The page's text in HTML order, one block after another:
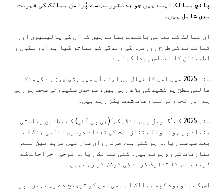
پانچ ممالک ایسے ہیں جو بدستور سب سے پُرامن ممالک کی فہرست
میں شامل ہیں۔
ان ممالک کے مقامی باشندے بتاتے ہیں کہ ان کی پالیسیوں اور
ثقافت نے کس طرح روزمرہ کی زندگی کو متاثر کیا ہے اور سکون و
اطمینان کا احساس پیدا کیا ہے۔
سنہ 2025 میں امن کا خیال ہی اپنے آپ میں بڑی چیز ہے کیونکہ
عالمی سطح پر کشیدگی بڑھ رہی ہیں، سرحدی سکیورٹی سخت ہو رہی
ہے اور تجارتی تنازعات شدت پکڑ رہے ہیں۔
سنہ 2025 کے ’گلوبل پیس انڈیکس‘ (جی پی آئی) کے مطابق ریاستی
بنیاد پر ہونے والے تنازعات کی تعداد دوسری عالمی جنگ کے
بعد سب سے زیادہ ہو گئی ہے، صرف رواں سال میں مزید تین نئے.
تنازعات شروع ہوئے ہیں۔ کئی ممالک زیادہ فوجی اخراجات کے
ذریعے. اس کا تدارک کرنے کی کوشش کر رہے ہیں۔
اس کے باوجود کچھ ممالک اب بھی امن کو ترجیح دے رہے ہیں۔ پر